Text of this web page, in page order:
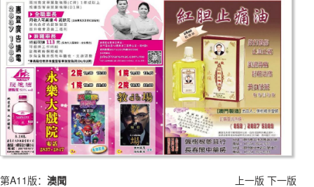
第A11版： 澳聞 上一版 下一版